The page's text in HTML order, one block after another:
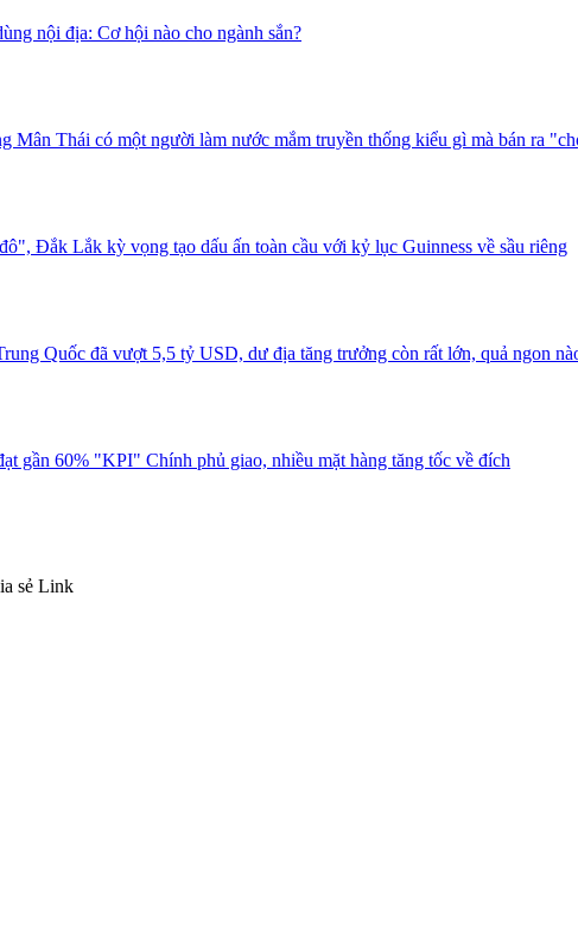
nội địa: Cơ hội nào cho ngành sắn?
Mân Thái có một người làm nước mắm truyền thống kiểu gì mà bán ra
Đắk Lắk kỳ vọng tạo dấu ấn toàn cầu với kỷ lục Guinness về sầu riêng
Quốc đã vượt 5,5 tỷ USD, dư địa tăng trưởng còn rất lớn, quả ngon
gần 60% "KPI" Chính phủ giao, nhiều mặt hàng tăng tốc về đích
sẻ Link